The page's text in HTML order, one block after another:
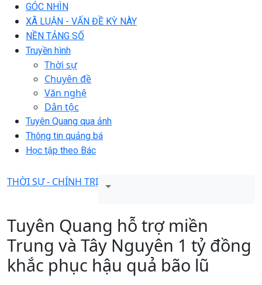
GÓC NHÌN
XÃ LUẬN - VẤN ĐỀ KỲ NÀY
NỀN TẢNG SỐ
Truyền hình
Thời sự
Chuyên đề
Văn nghệ
Dân tộc
Tuyên Quang qua ảnh
Thông tin quảng bá
Học tập theo Bác
THỜI SỰ - CHÍNH TRỊ
Tuyên Quang hỗ trợ miền
Trung và Tây Nguyên 1 tỷ đồng
khắc phục hậu quả bão lũ